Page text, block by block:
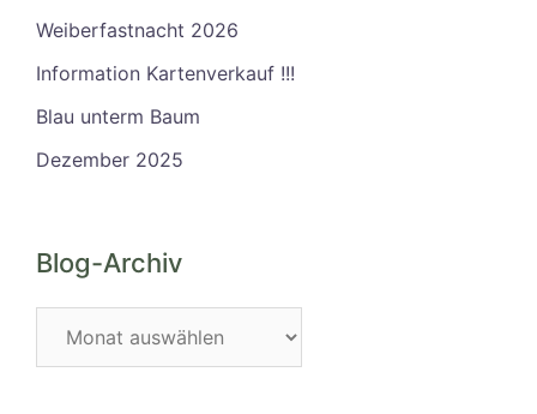
Weiberfastnacht 2026
Information Kartenverkauf !!!
Blau unterm Baum
Dezember 2025
Blog-Archiv